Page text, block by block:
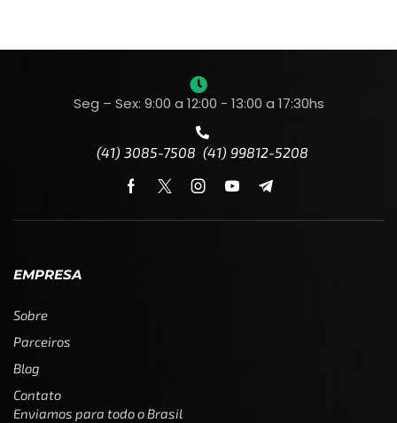
Seg – Sex: 9:00 a 12:00 - 13:00 a 17:30hs
(41) 3085-7508 (41) 99812-5208
EMPRESA
Sobre
Parceiros
Blog
Contato
Enviamos para todo o Brasil